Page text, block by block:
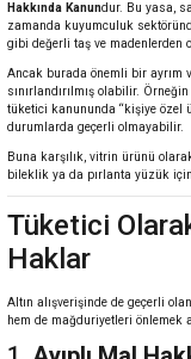
Hakkında Kanundur. Bu yasa,
zamanda kuyumculuk
gibi değerli taş ve madenlerden
Ancak burada önemli bir ayrım
sınırlandırılmış olabilir.
tüketici kanununda “kişiye özel
durumlarda geçerli olmayabilir.
Buna karşılık, vitrin ürünü
bileklik ya da pırlanta yüzük
Tüketici
Haklar
Altın alışverişinde de geçerli
hem de mağduriyetleri önlemek